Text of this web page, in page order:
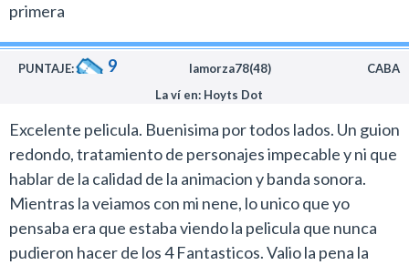
primera
PUNTAJE: 9 lamorza78(48)
CABA
La ví en: Hoyts Dot
Excelente pelicula. Buenisima por todos lados. Un guion
redondo, tratamiento de personajes impecable y ni que
hablar de la calidad de la animacion y banda sonora.
Mientras la veiamos con mi nene, lo unico que yo
pensaba era que estaba viendo la pelicula que nunca
pudieron hacer de los 4 Fantasticos. Valio la pena la